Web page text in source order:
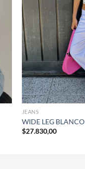
+
JEANS
WIDE LEG BLANCO
$27.830,00